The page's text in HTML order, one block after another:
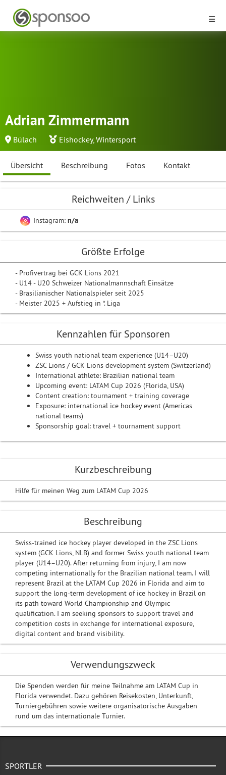
Adrian Zimmermann
Bülach Eishockey,Wintersport
Übersicht Beschreibung Fotos Kontakt
Kurzbeschreibung
Hilfe für meinen Weg zum LATAM Cup 2026
Beschreibung
Swiss-trained ice hockey player developed in the ZSC Lions
system (GCK Lions, NLB) and former Swiss youth national team
player (U14–U20). After returning from injury, I am now
competing internationally for the Brazilian national team. I will
represent Brazil at the LATAM Cup 2026 in Florida and aim to
support the long-term development of ice hockey in Brazil on
its path toward World Championship and Olympic
qualification. I am seeking sponsors to support travel and
competition costs in exchange for international exposure,
digital content and brand visibility.
Verwendungszweck
Die Spenden werden für meine Teilnahme am LATAM Cup in
Florida verwendet. Dazu gehören Reisekosten, Unterkunft,
Turniergebühren sowie weitere organisatorische Ausgaben
rund um das internationale Turnier.
Reichweiten / Links
Instagram: n/a
Größte Erfolge
- Profivertrag bei GCK Lions 2021
- U14 - U20 Schweizer Nationalmannschaft Einsätze
- Brasilianischer Nationalspieler seit 2025
- Meister 2025 + Aufstieg in *. Liga
Kennzahlen für Sponsoren
Swiss youth national team experience (U14–U20)
ZSC Lions / GCK Lions development system (Switzerland)
International athlete: Brazilian national team
Upcoming event: LATAM Cup 2026 (Florida, USA)
Content creation: tournament + training coverage
Exposure: international ice hockey event (Americas
national teams)
Sponsorship goal: travel + tournament support
SPORTLER